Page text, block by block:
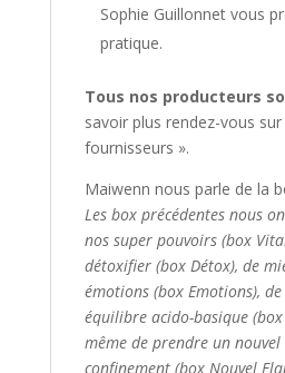
Sophie Guillonnet vous
pratique.
Tous nos producteurs
savoir plus rendez-vous
fournisseurs ».
Maiwenn nous parle de la
Les box précédentes nous
nos super pouvoirs (box
détoxifier (box Détox), de
émotions (box Emotions),
équilibre acido-basique
même de prendre un
confinement (box Nouvel